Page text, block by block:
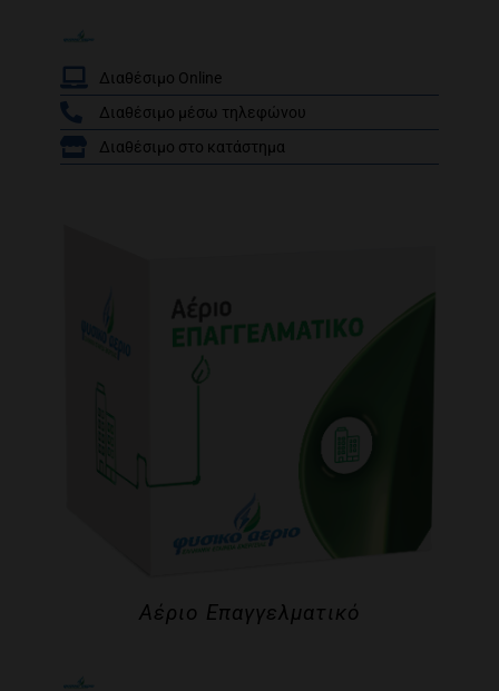
/
Διαθέσιμο Online
Διαθέσιμο μέσω τηλεφώνου
Διαθέσιμο στο κατάστημα
Αέριο Επαγγελματικό